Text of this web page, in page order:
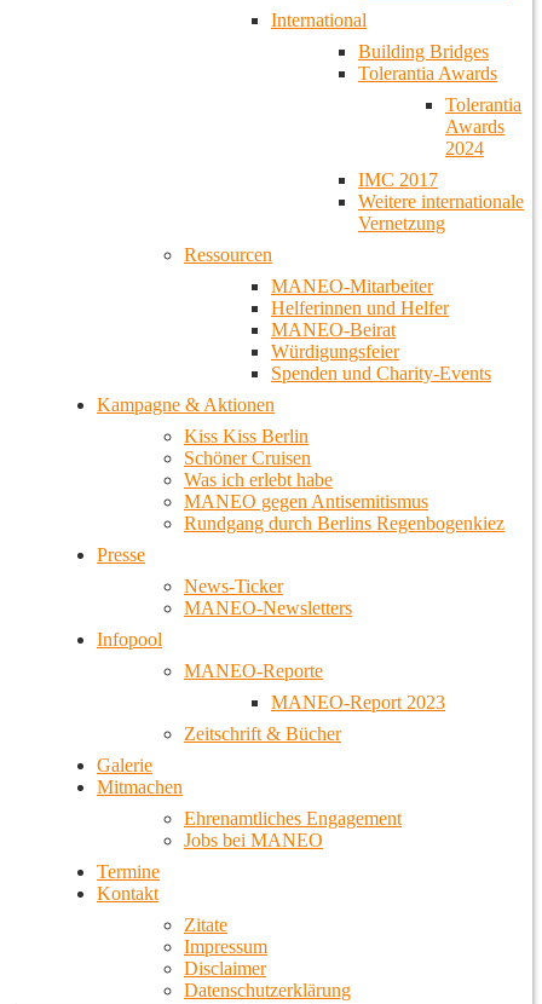
International
Building Bridges
Tolerantia Awards
Tolerantia
Awards
2024
IMC 2017
Weitere internationale
Vernetzung
Ressourcen
MANEO-Mitarbeiter
Helferinnen und Helfer
MANEO-Beirat
Würdigungsfeier
Spenden und Charity-Events
Kampagne & Aktionen
Kiss Kiss Berlin
Schöner Cruisen
Was ich erlebt habe
MANEO gegen Antisemitismus
Rundgang durch Berlins Regenbogenkiez
Presse
News-Ticker
MANEO-Newsletters
Infopool
MANEO-Reporte
MANEO-Report 2023
Zeitschrift & Bücher
Galerie
Mitmachen
Ehrenamtliches Engagement
Jobs bei MANEO
Termine
Kontakt
Zitate
Impressum
Disclaimer
Datenschutzerklärung